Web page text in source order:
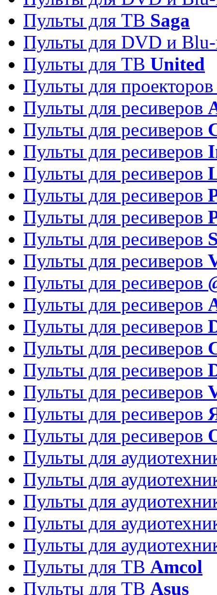
Пульты для ТВ Saga
Пульты для DVD и
Пульты для ТВ United
Пульты для
Пульты для ресиверов
Пульты для ресиверов
Пульты для ресиверов
Пульты для ресиверов
Пульты для ресиверов
Пульты для ресиверов
Пульты для ресиверов
Пульты для ресиверов
Пульты для ресиверов
Пульты для ресиверов
Пульты для ресиверов
Пульты для ресиверов
Пульты для ресиверов
Пульты для ресиверов
Пульты для ресиверов
Пульты для ресиверов
Пульты для
Пульты для
Пульты для
Пульты для
Пульты для
Пульты для ТВ Amcol
Пульты для ТВ Asus